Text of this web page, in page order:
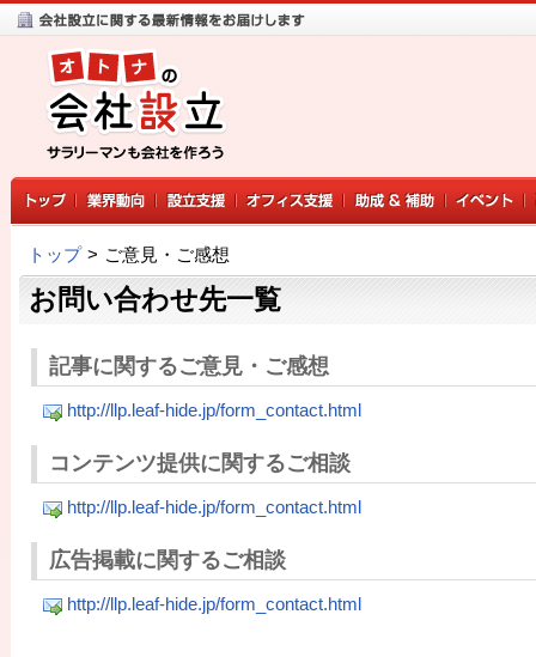
トップ > ご意見・ご感想
お問い合わせ先一覧
記事に関するご意見・ご感想
http://llp.leaf-hide.jp/form_contact.html
コンテンツ提供に関するご相談
http://llp.leaf-hide.jp/form_contact.html
広告掲載に関するご相談
http://llp.leaf-hide.jp/form_contact.html